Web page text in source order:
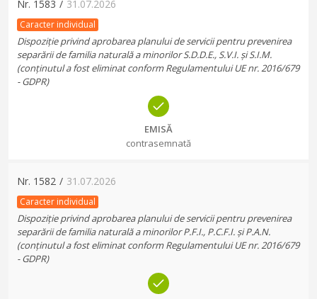
Nr. 1583 / 31.07.2026
Caracter individual
Dispoziție privind aprobarea planului de servicii pentru prevenirea
separării de familia naturală a minorilor S.D.D.E., S.V.I. și S.I.M.
(conținutul a fost eliminat conform Regulamentului UE nr. 2016/679
- GDPR)
EMISĂ
contrasemnată
Nr. 1582 / 31.07.2026
Caracter individual
Dispoziție privind aprobarea planului de servicii pentru prevenirea
separării de familia naturală a minorilor P.F.I., P.C.F.I. și P.A.N.
(conținutul a fost eliminat conform Regulamentului UE nr. 2016/679
- GDPR)